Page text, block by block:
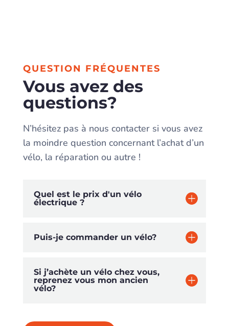
QUESTION FRÉQUENTES
Vous avez des
questions?
N’hésitez pas à nous contacter si vous avez
la moindre question concernant l’achat d’un
vélo, la réparation ou autre !
Quel est le prix d'un vélo
électrique ?
Puis-je commander un vélo?
Si j’achète un vélo chez vous,
reprenez vous mon ancien
vélo?